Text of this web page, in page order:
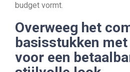
budget vormt.
Overweeg het
basisstukken
voor een